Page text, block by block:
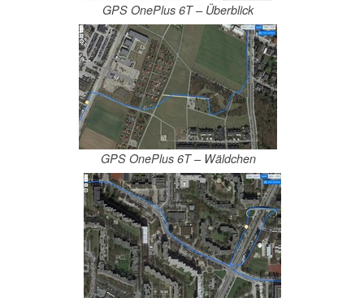
GPS OnePlus 6T – Überblick
GPS OnePlus 6T – Wäldchen